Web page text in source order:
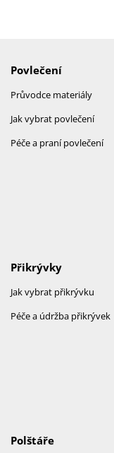
Povlečení
Průvodce materiály
Jak vybrat povlečení
Péče a praní povlečení
Přikrývky
Jak vybrat přikrývku
Péče a údržba přikrývek
Polštáře